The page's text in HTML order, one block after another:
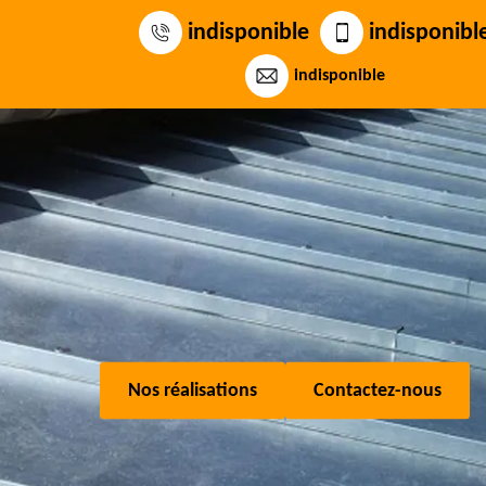
indisponible
indisponible
Nos réalisations Contactez-nous